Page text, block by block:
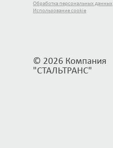
Обработка персональных данных
Использование cookie
© 2026 Компания
"СТАЛЬТРАНС"